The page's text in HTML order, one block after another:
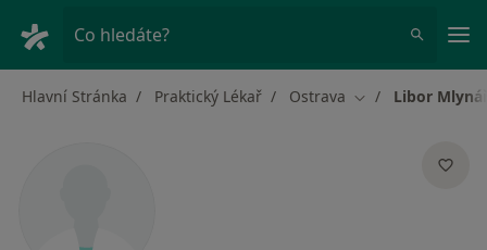
Co hledáte?
Hlavní Stránka Praktický Lékař Ostrava Změna města
Libor